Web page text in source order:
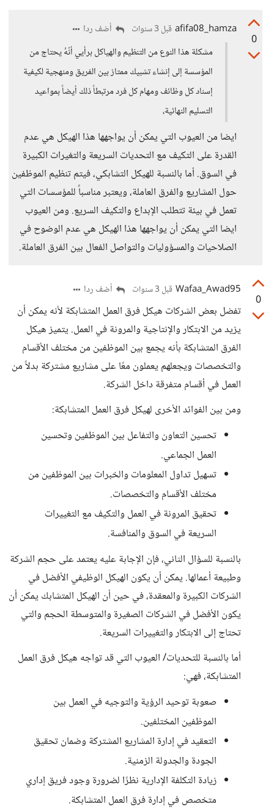
0
afifa08_hamza قبل 3 سنوات
أضف ردا
مشكلة هذا النوع من التنظيم والهياكل برأيي أنّهُ يحتاج من
المؤسسة إلى إنشاء تشبيك ممتاز بين الفريق ومنهجية لكيفية
إسناد كل وظائف ومهام كل فرد مرتبطاً ذلك أيضاً بمواعيد
التسليم النهائية،
ايضا من العيوب التي يمكن أن يواجهها هذا الهيكل هي عدم
القدرة على التكيف مع التحديات السريعة والتغيرات الكبيرة
في السوق. أما بالنسبة للهيكل التشابكي، فيتم تنظيم الموظفين
حول المشاريع والفرق العاملة، ويعتبر مناسباً للمؤسسات التي
تعمل في بيئة تتطلب الإبداع والتكيف السريع. ومن العيوب
ايضا التي يمكن أن يواجهها هذا الهيكل هي عدم الوضوح في
الصلاحيات والمسؤوليات والتواصل الفعال بين الفرق العاملة.
0
Wafaa_Awad95 قبل 3 سنوات أضف ردا
تفضل بعض الشركات هيكل فرق العمل المتشابكة لأنه يمكن أن
يزيد من الابتكار والإنتاجية والمرونة في العمل. يتميز هيكل
الفرق المتشابكة بأنه يجمع بين الموظفين من مختلف الأقسام
والتخصصات ويجعلهم يعملون معًا على مشاريع مشتركة بدلاً من
العمل في أقسام متفرقة داخل الشركة.
ومن بين الفوائد الأخرى لهيكل فرق العمل المتشابكة:
تحسين التعاون والتفاعل بين الموظفين وتحسين
العمل الجماعي.
تسهيل تداول المعلومات والخبرات بين الموظفين من
مختلف الأقسام والتخصصات.
تحقيق المرونة في العمل والتكيف مع التغييرات
السريعة في السوق والمنافسة.
بالنسبة للسؤال الثاني، فإن الإجابة عليه يعتمد على حجم الشركة
وطبيعة أعمالها. يمكن أن يكون الهيكل الوظيفي الأفضل في
الشركات الكبيرة والمعقدة، في حين أن الهيكل المتشابك يمكن أن
يكون الأفضل في الشركات الصغيرة والمتوسطة الحجم والتي
تحتاج إلى الابتكار والتغييرات السريعة.
أما بالنسبة للتحديات/ العيوب التي قد تواجه هيكل فرق العمل
المتشابكة، فهي:
صعوبة توحيد الرؤية والتوجيه في العمل بين
الموظفين المختلفين.
التعقيد في إدارة المشاريع المشتركة وضمان تحقيق
الجودة والجدولة الزمنية.
زيادة التكلفة الإدارية نظرًا لضرورة وجود فريق إداري
متخصص في إدارة فرق العمل المتشابكة.